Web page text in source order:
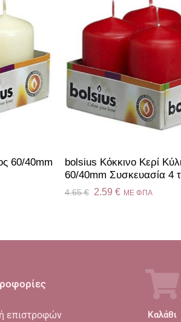
60/40mm
bolsius Κόκκινο Κερί
60/40mm Συσκευασία 4
4.65€ 2.59 € ME ΦΠΑ
επιστροφών
Καλάθι